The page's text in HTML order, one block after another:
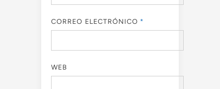
CORREO ELECTRÓNICO *
WEB